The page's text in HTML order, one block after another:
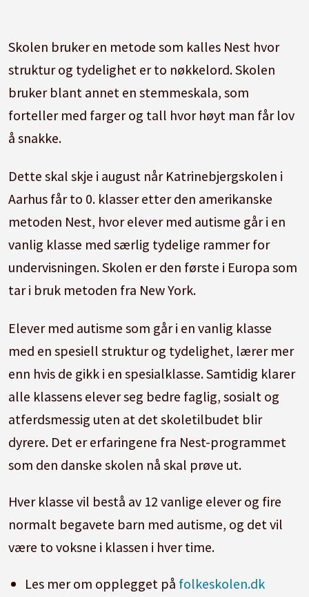
Skolen bruker en metode som kalles Nest hvor
struktur og tydelighet er to nøkkelord. Skolen
bruker blant annet en stemmeskala, som
forteller med farger og tall hvor høyt man får lov
å snakke.
Dette skal skje i august når Katrinebjergskolen i
Aarhus får to 0. klasser etter den amerikanske
metoden Nest, hvor elever med autisme går i en
vanlig klasse med særlig tydelige rammer for
undervisningen. Skolen er den første i Europa som
tar i bruk metoden fra New York.
Elever med autisme som går i en vanlig klasse
med en spesiell struktur og tydelighet, lærer mer
enn hvis de gikk i en spesialklasse. Samtidig klarer
alle klassens elever seg bedre faglig, sosialt og
atferdsmessig uten at det skoletilbudet blir
dyrere. Det er erfaringene fra Nest-programmet
som den danske skolen nå skal prøve ut.
Hver klasse vil bestå av 12 vanlige elever og fire
normalt begavete barn med autisme, og det vil
være to voksne i klassen i hver time.
Les mer om opplegget på folkeskolen.dk